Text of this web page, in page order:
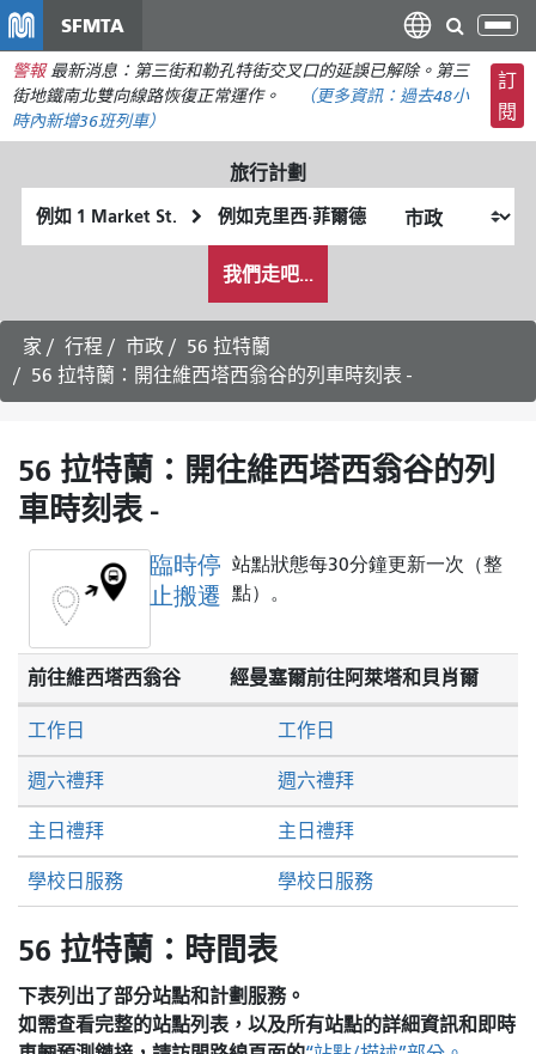
主
要
容
SFMTA
切
換
導
航
警報 最新消息：第三街和勒孔特街交叉口的延誤已解除。第三
街地鐵南北雙向線路恢復正常運作。
（更多資訊： 過去48小
時內新增36班列車）
訂
閱
旅行計劃
起
始
終
點
我
希
望
的
旅
行
式
我們走吧...
家 行程 市政
56 拉特蘭
56 拉特蘭：開往維西塔西翁谷的列車時刻表 -
56 拉特蘭：開往維西塔西翁谷的列
車時刻表 -
臨時停
止搬遷
站點狀態每30分鐘更新一次（整
點）。
前往維西塔西翁谷 經曼塞爾前往阿萊塔和貝肖爾
週六禮拜 週六禮拜
主日禮拜 主日禮拜
工作日 工作日
學校日服務 學校日服務
56 拉特蘭：時間表
下表列出了部分站點和計劃服務。
如需查看完整的站點列表，以及所有站點的詳細資訊和即時